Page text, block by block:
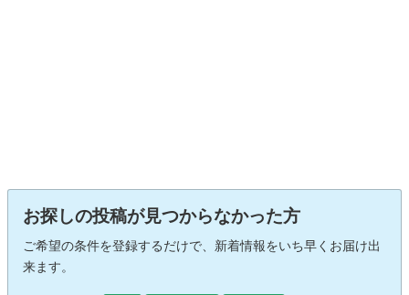
お探しの投稿が見つからなかった方
ご希望の条件を登録するだけで、新着情報をいち早くお届け出
来ます。